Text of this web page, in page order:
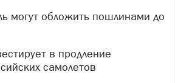
самолетов